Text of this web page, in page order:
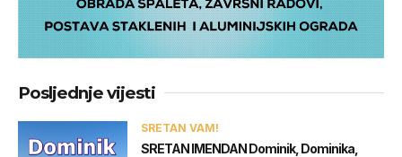
Posljednje vijesti
SRETAN VAM!
SRETAN IMENDAN Dominik, Dominika,